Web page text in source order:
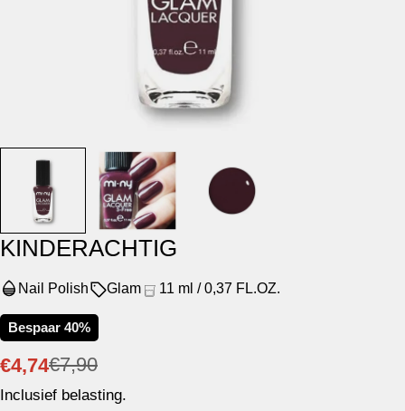
KINDERACHTIG
Nail Polish Glam 11 ml / 0,37 FL.OZ.
Bespaar 40%
Verkoopprijs
€4,74
Normale
€7,90
Inclusief belasting.